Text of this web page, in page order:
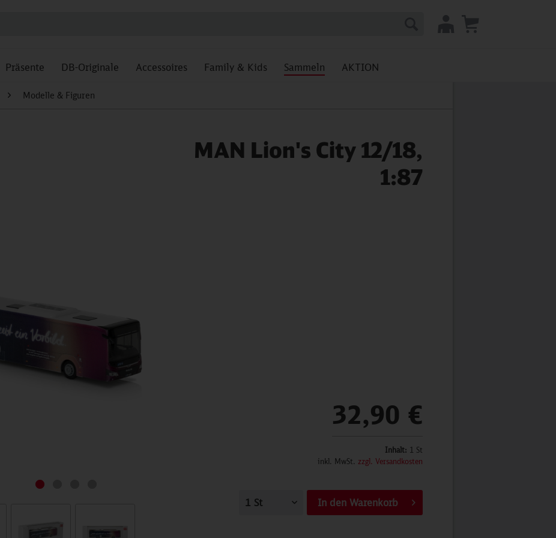
Präsente DB-Originale Accessoires Family & Kids Sammeln AKTION
Modelle & Figuren
MAN Lion's City 12/18,
1:87
32,90 €
Inhalt: 1 St
inkl. MwSt. zzgl. Versandkosten
In den Warenkorb